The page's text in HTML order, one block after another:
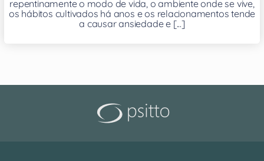
repentinamente o modo de vida, o ambiente onde se vive,
os hábitos cultivados há anos e os relacionamentos tende
a causar ansiedade e [...]